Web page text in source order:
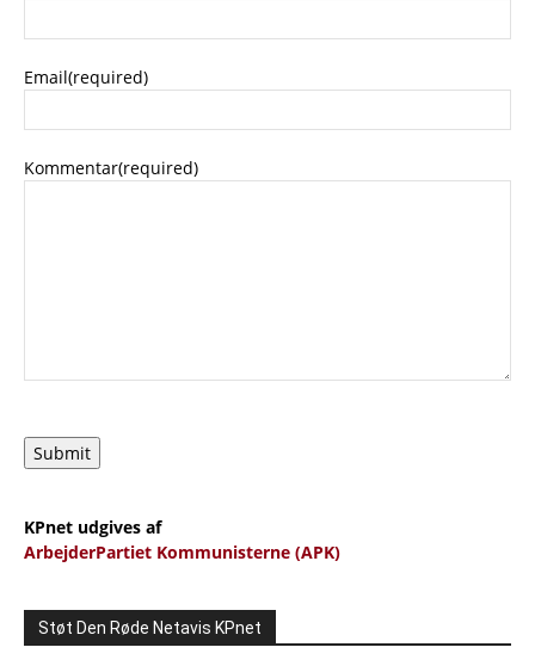
Email(required)
Kommentar(required)
Submit
KPnet udgives af
ArbejderPartiet Kommunisterne (APK)
Støt Den Røde Netavis KPnet